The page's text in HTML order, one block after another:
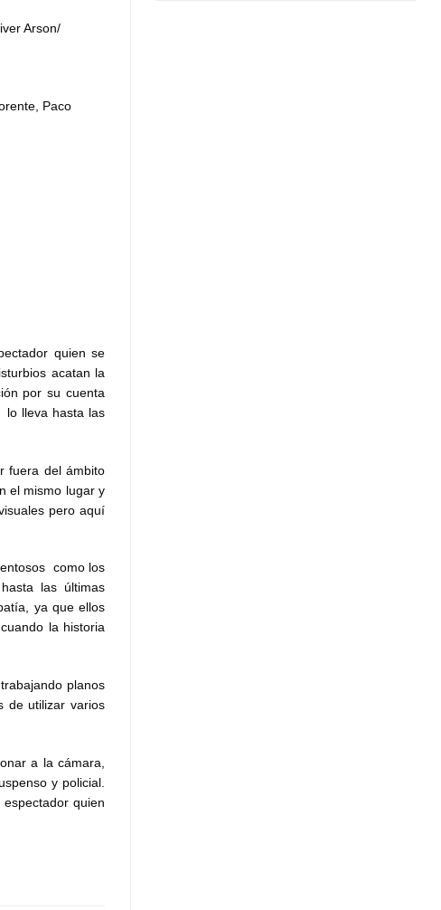
Arson/
Paco
quien se
acatan la
por su cuenta
lo lleva hasta las
fuera del ámbito
el mismo lugar y
pero aquí
como los
las últimas
ya que ellos
la historia
planos
de utilizar varios
a la cámara,
y policial.
quien